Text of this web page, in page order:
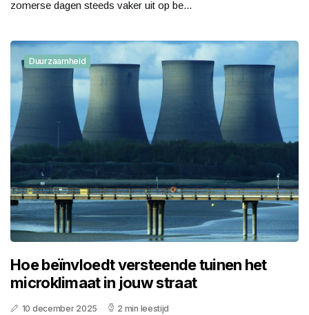
zomerse dagen steeds vaker uit op be...
Duurzaamheid
Hoe beïnvloedt versteende tuinen het
microklimaat in jouw straat
10 december 2025 2 min leestijd